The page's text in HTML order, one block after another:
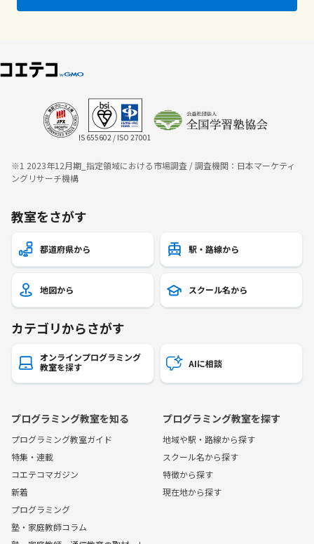
IS 655602 / ISO 27001
※1 2023年12月期_指定領域における市場調査 / 調査機関：日本マーケティ
ングリサーチ機構
教室をさがす
都道府県から 駅・路線から
地図から スクール名から
カテゴリからさがす
オンラインプログラミング
教室を探す
AIに相談
プログラミング教室を知る
プログラミング教室ガイド
特集・連載
コエテコマガジン
新着
プログラミング
塾・家庭教師コラム
プログラミング教室を探す
地域や駅・路線から探す
スクール名から探す
特徴から探す
現在地から探す